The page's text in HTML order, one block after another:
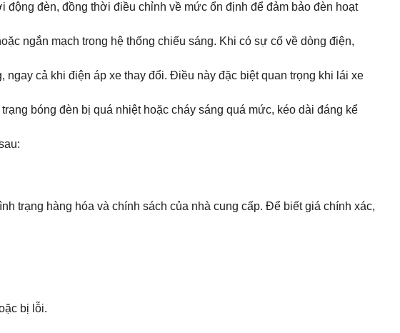
đèn, đồng thời điều chỉnh về mức ổn định để đảm bảo đèn hoạt
ngắn mạch trong hệ thống chiếu sáng. Khi có sự cố về dòng điện,
ngay cả khi điện áp xe thay đổi. Điều này đặc biệt quan trọng khi lái xe
bóng đèn bị quá nhiệt hoặc cháy sáng quá mức, kéo dài đáng kể
trạng hàng hóa và chính sách của nhà cung cấp. Để biết giá chính xác,
bị lỗi.